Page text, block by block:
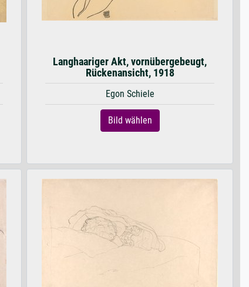
Langhaariger Akt, vornübergebeugt,
Rückenansicht, 1918
Egon Schiele
Bild wählen